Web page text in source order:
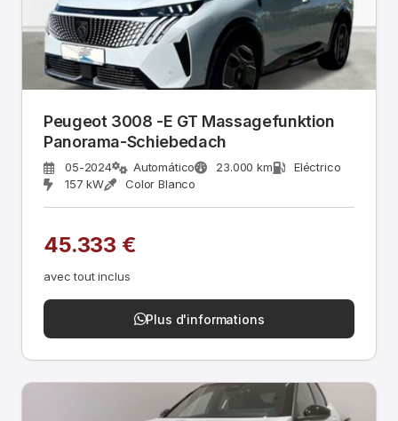
Peugeot 3008 -E GT Massagefunktion
Panorama-Schiebedach
05-2024 Automático 23.000 km
Eléctrico
157 kW
Color Blanco
45.333 €
avec tout inclus
Plus d'informations